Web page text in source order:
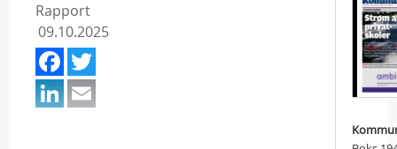
Rapport
09.10.2025
Facebook
LinkedIn